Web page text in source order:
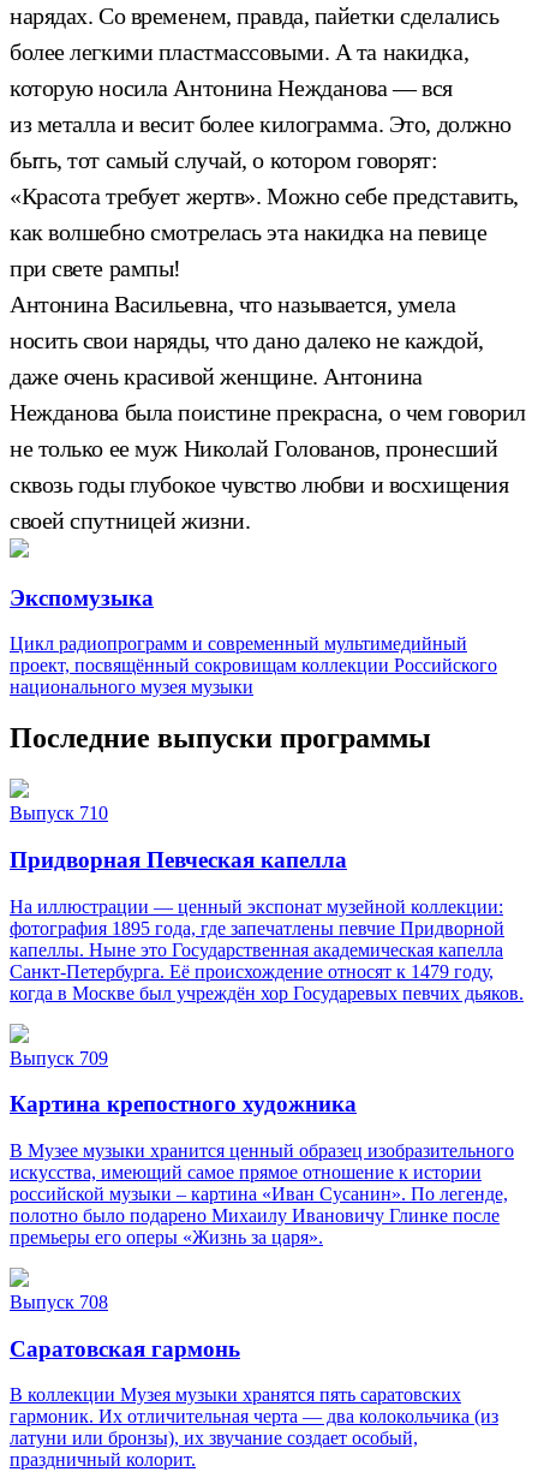
нарядах. Со временем, правда, пайетки сделались
более легкими пластмассовыми. А та накидка,
которую носила Антонина Нежданова — вся
из металла и весит более килограмма. Это, должно
быть, тот самый случай, о котором говорят:
«Красота требует жертв». Можно себе представить,
как волшебно смотрелась эта накидка на певице
при свете рампы!
Антонина Васильевна, что называется, умела
носить свои наряды, что дано далеко не каждой,
даже очень красивой женщине. Антонина
Нежданова была поистине прекрасна, о чем говорил
не только ее муж Николай Голованов, пронесший
сквозь годы глубокое чувство любви и восхищения
своей спутницей жизни.
Экспомузыка
Цикл радиопрограмм и современный мультимедийный
проект, посвящённый сокровищам коллекции Российского
национального музея музыки
Последние выпуски программы
Выпуск 710
Придворная Певческая капелла
На иллюстрации — ценный экспонат музейной коллекции:
фотография 1895 года, где запечатлены певчие Придворной
капеллы. Ныне это Государственная академическая капелла
Санкт‑Петербурга. Её происхождение относят к 1479 году,
когда в Москве был учреждён хор Государевых певчих дьяков.
Выпуск 709
Картина крепостного художника
В Музее музыки хранится ценный образец изобразительного
искусства, имеющий самое прямое отношение к истории
российской музыки – картина «Иван Сусанин». По легенде,
полотно было подарено Михаилу Ивановичу Глинке после
премьеры его оперы «Жизнь за царя».
Выпуск 708
Саратовская гармонь
В коллекции Музея музыки хранятся пять саратовских
гармоник. Их отличительная черта — два колокольчика (из
латуни или бронзы), их звучание создает особый,
праздничный колорит.